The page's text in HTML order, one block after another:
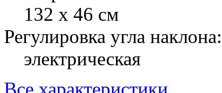
132 х 46 см
Регулировка угла наклона:
электрическая